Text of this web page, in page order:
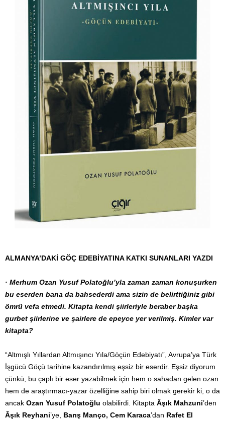
ALMANYA’DAKİ GÖÇ EDEBİYATINA KATKI SUNANLARI YAZDI
· Merhum Ozan Yusuf Polatoğlu’yla zaman zaman konuşurken
bu eserden bana da bahsederdi ama sizin de belirttiğiniz gibi
ömrü vefa etmedi. Kitapta kendi şiirleriyle beraber başka
gurbet şiirlerine ve şairlere de epeyce yer verilmiş. Kimler var
kitapta?
“Altmışlı Yıllardan Altmışıncı Yıla/Göçün Edebiyatı”, Avrupa’ya Türk
İşgücü Göçü tarihine kazandırılmış eşsiz bir eserdir. Eşsiz diyorum
çünkü, bu çaplı bir eser yazabilmek için hem o sahadan gelen ozan
hem de araştırmacı-yazar özelliğine sahip biri olmak gerekir ki, o da
ancak Ozan Yusuf Polatoğlu olabilirdi. Kitapta Âşık Mahzuni’den
Âşık Reyhani’ye, Barış Manço, Cem Karaca’dan Rafet El